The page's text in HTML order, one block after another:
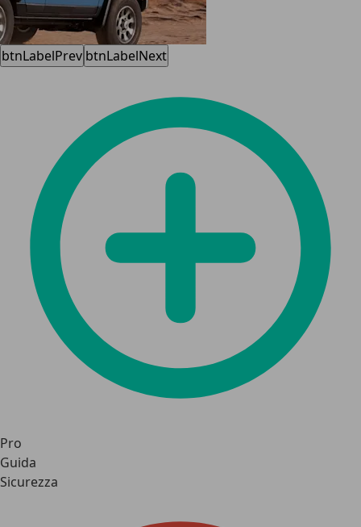
btnLabelPrev btnLabelNext
Pro
Guida
Sicurezza